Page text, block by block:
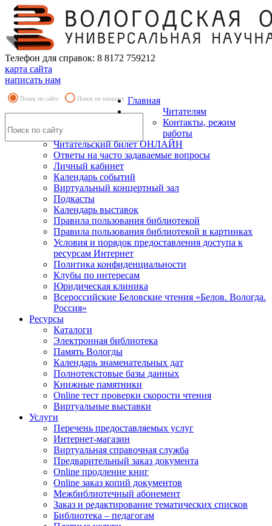
Телефон для справок: 8 8172 759212
карта сайта
написать нам
Поиск по сайту Поиск по каталогу Главная
Читателям
Контакты, режим
работы
Читательский билет ОНЛАЙН
Ответы на часто задаваемые вопросы
Личный кабинет
Календарь событий
Виртуальный концертный зал
Подкасты
Календарь выставок
Правила пользования библиотекой
Правила пользования библиотекой в картинках
Условия и порядок предоставления доступа к
ресурсам Интернет
Политика конфиденциальности
Клубы по интересам
Юридическая клиника
Всероссийские Беловские чтения «Белов. Вологда.
Россия»
Ресурсы
Каталоги
Электронная библиотека
Память Вологды
Календарь знаменательных дат
Полнотекстовые базы данных
Книжные памятники
Online тест проверки скорости чтения
Виртуальные выставки
Услуги
Перечень предоставляемых услуг
Интернет-магазин
Виртуальная справочная служба
Предварительный заказ документа
Online продление книг
Online заказ копий документов
Межбиблиотечный абонемент
Заказ и редактирование тематических списков
Библиотека – педагогам